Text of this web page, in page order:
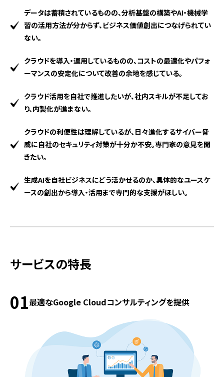
データは蓄積されているものの、分析基盤の構築やAI・機械学
習の活用方法が分からず、ビジネス価値創出につなげられてい
ない。
クラウドを導入・運用しているものの、コストの最適化やパフォ
ーマンスの安定化について改善の余地を感じている。
クラウド活用を自社で推進したいが、社内スキルが不足してお
り、内製化が進まない。
クラウドの利便性は理解しているが、日々進化するサイバー脅
威に自社のセキュリティ対策が十分か不安。専門家の意見を聞
きたい。
生成AIを自社ビジネスにどう活かせるのか、具体的なユースケ
ースの創出から導入・活用まで専門的な支援がほしい。
サービスの特長
01最適なGoogle Cloudコンサルティングを提供